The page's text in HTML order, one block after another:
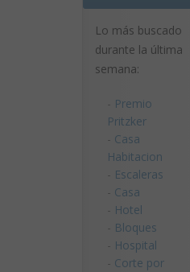
Lo más buscado
durante la última
semana:
- Premio
Pritzker
- Casa
Habitacion
- Escaleras
- Casa
- Hotel
- Bloques
- Hospital
- Corte por